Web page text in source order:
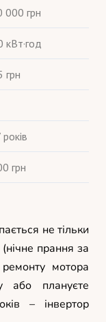
000 грн
кВт·год
грн
грн
не тільки
прання за
мотора
або плануєте
– інвертор